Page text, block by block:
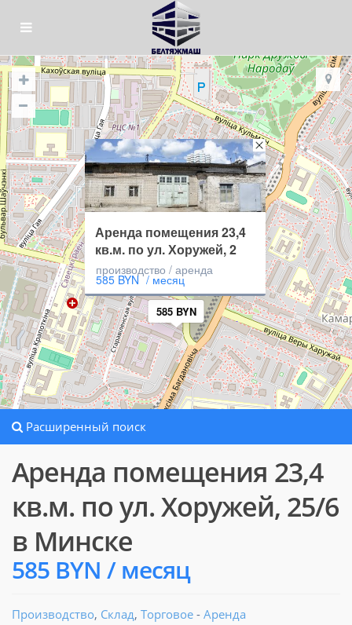
585 BYN
Аренда помещения 23,4
кв.м. по ул. Хоружей, 2
производство / аренда
585 BYN / месяц
Расширенный поиск
Аренда помещения 23,4
кв.м. по ул. Хоружей, 25/6
в Минске
585 BYN / месяц
Производство, Склад, Торговое - Аренда